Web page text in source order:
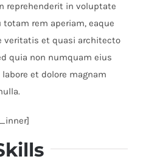
reprehenderit in voluptate
rem aperiam, eaque
veritatis et quasi architecto
quia non numquam eius
et dolore magnam